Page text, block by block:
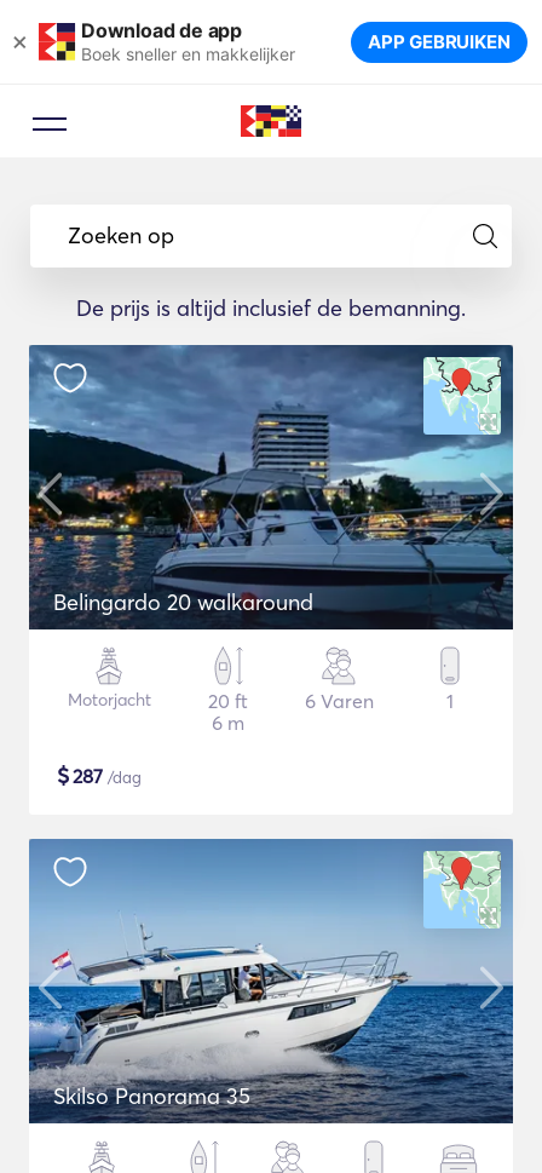
× Download de app
Boek sneller en makkelijker APP GEBRUIKEN
Zoeken op
De prijs is altijd inclusief de bemanning.
Belingardo 20 walkaround
Motorjacht
20 ft
6 m
6 Varen 1
$287 /dag
Skilso Panorama 35